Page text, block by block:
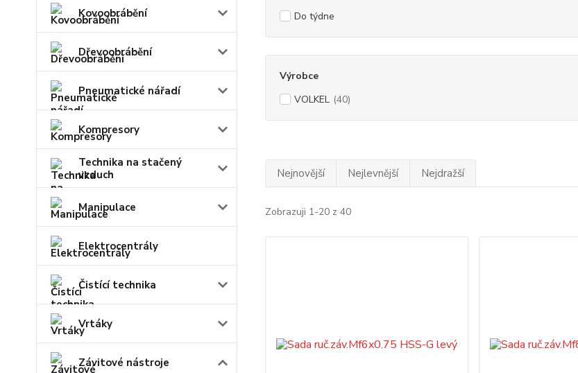
Kovoobrábění
Dřevoobrábění
Pneumatické nářadí
Kompresory
Technika na stačený
vzduch
Manipulace
Elektrocentrály
Čistící technika
Vrtáky
Závitové nástroje
Do týdne
Výrobce
VOLKEL (40)
Nejnovější Nejlevnější Nejdražší
Zobrazuji 1-20 z 40